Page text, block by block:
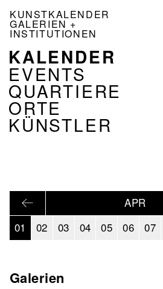
zum
Inhalt
KUNSTKALENDER
GALERIEN +
INSTITUTIONEN
NAVIGATION
KALENDER
DE
KALENDER
EVENTS
QUARTIERE
ORTE
KÜNSTLER
APR
01
02 03 04 05 06 07
Galerien